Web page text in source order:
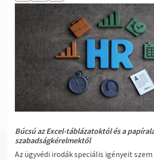
Búcsú az Excel-táblázatoktól és a
szabadságkérelmektől
Az ügyvédi irodák speciális igényeit